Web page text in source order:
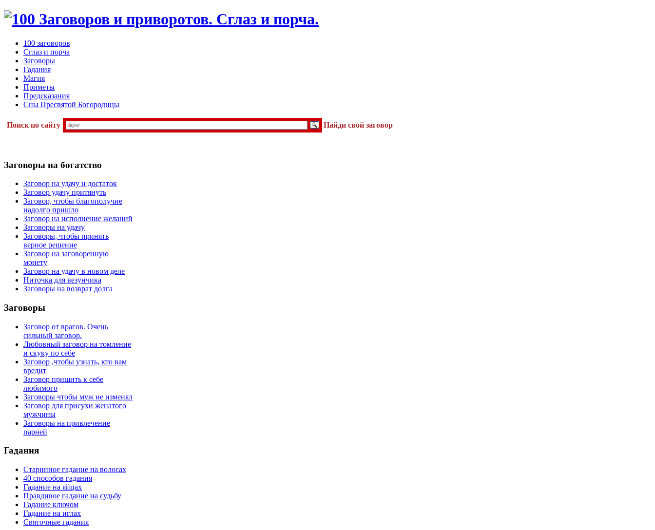
100 заговоров
Сглаз и порча
Заговоры
Гадания
Магия
Приметы
Предсказания
Сны Пресвятой Богородицы
Поиск по сайту Найди свой заговор
Заговоры на богатство
Заговор на удачу и достаток
Заговор удачу притянуть
Заговор, чтобы благополучие
надолго пришло
Заговор на исполнение желаний
Заговоры на удачу
Заговоры, чтобы принять
верное решение
Заговор на заговоренную
монету
Заговор на удачу в новом деле
Ниточка для везунчика
Заговоры на возврат долга
Заговоры
Заговор от врагов. Очень
сильный заговор.
Любовный заговор на томление
и скуку по себе
Заговор ,чтобы узнать, кто вам
вредит
Заговор пришить к себе
любимого
Заговоры чтобы муж не изменял
Заговор для присухи женатого
мужчины
Заговоры на привлечение
парней
Гадания
Старинное гадание на волосах
40 способов гадания
Гадание на яйцах
Правдивое гадание на судьбу
Гадание ключом
Гадание на иглах
Святочные гадания